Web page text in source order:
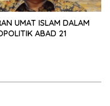
UMAT ISLAM DALAM
ABAD 21